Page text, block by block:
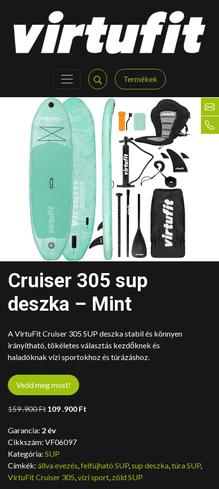
Termékek
Cruiser 305 sup
deszka – Mint
A VirtuFit Cruiser 305 SUP deszka stabil és könnyen
irányítható, tökéletes választás kezdőknek és
haladóknak vízi sportokhoz és túrázáshoz.
Vedd meg most!
159 .900Ft Original
was:
159
.900 Ft.
109 .900 Ft
Garancia: 2 év
Cikkszám: VF06097
Kategória: SUP
Címkék: állva evezés,felfújható SUP,sup deszka,túra SUP,
VirtuFit Cruiser 305,vízi sport, zöld SUP